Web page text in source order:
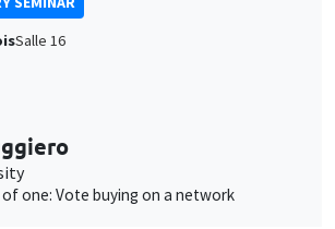
Salle 16
one: Vote buying on a network